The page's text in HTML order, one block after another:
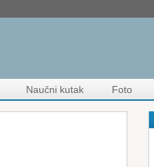
Naučni kutak Foto